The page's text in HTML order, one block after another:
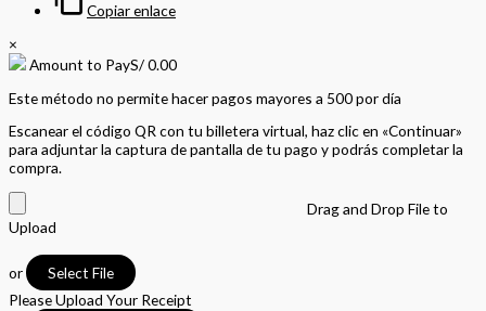
Copiar enlace
×
Amount to PayS/0.00
Este método no permite hacer pagos mayores a 500 por día
Escanear el código QR con tu billetera virtual, haz clic en «Continuar»
para adjuntar la captura de pantalla de tu pago y podrás completar la
compra.
Drag and Drop File to
Upload
or
Select File
Please Upload Your Receipt